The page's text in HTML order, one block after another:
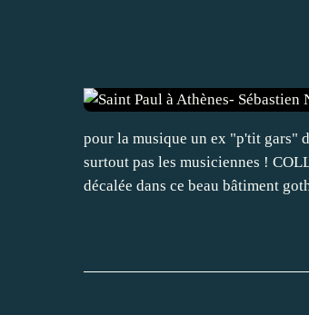
pour la musique un ex "p'tit gars"
surtout pas les musiciennes !
décalée dans ce beau bâtiment